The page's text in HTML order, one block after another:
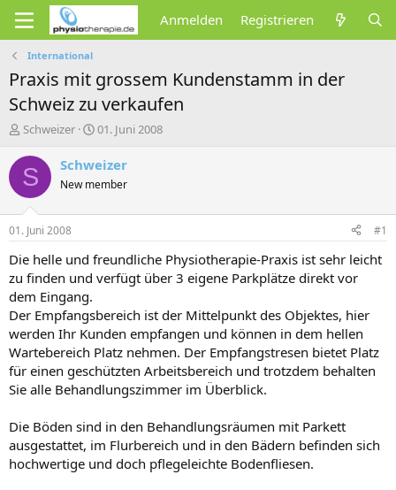
Anmelden Registrieren
International
Praxis mit grossem Kundenstamm in der
Schweiz zu verkaufen
E
s
t
e
r
Schweizer
E
s
e
t
a
01. Juni 2008
S Schweizer
New member
01. Juni 2008 #1
Die helle und freundliche Physiotherapie-Praxis ist sehr leicht
zu finden und verfügt über 3 eigene Parkplätze direkt vor
dem Eingang.
Der Empfangsbereich ist der Mittelpunkt des Objektes, hier
werden Ihr Kunden empfangen und können in dem hellen
Wartebereich Platz nehmen. Der Empfangstresen bietet Platz
für einen geschützten Arbeitsbereich und trotzdem behalten
Sie alle Behandlungszimmer im Überblick.
Die Böden sind in den Behandlungsräumen mit Parkett
ausgestattet, im Flurbereich und in den Bädern befinden sich
hochwertige und doch pflegeleichte Bodenfliesen.